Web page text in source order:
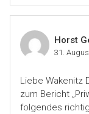
Horst
31.
Liebe Wakenitz
zum Bericht
folgendes